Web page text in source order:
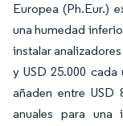
Europea (Ph.Eur.)
una humedad
instalar
y USD 25.000
añaden entre USD
anuales para una